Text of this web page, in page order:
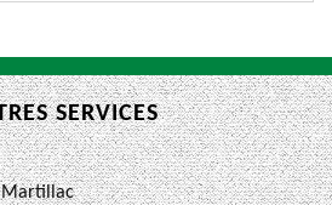
SERVICES
Martillac